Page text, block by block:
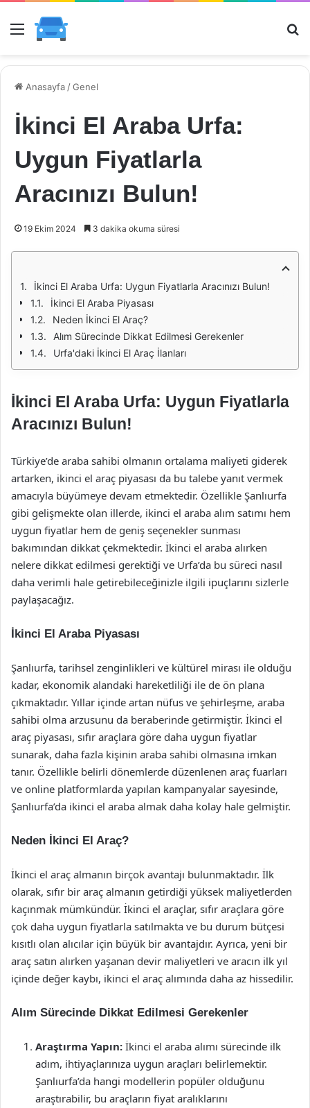
Menü
Anasayfa /Genel
İkinci El Araba Urfa:
Uygun Fiyatlarla
Aracınızı Bulun!
19 Ekim 2024 3 dakika okuma süresi
İkinci El Araba Urfa: Uygun Fiyatlarla Aracınızı Bulun!
İkinci El Araba Piyasası
Neden İkinci El Araç?
Alım Sürecinde Dikkat Edilmesi Gerekenler
Urfa'daki İkinci El Araç İlanları
İkinci El Araba Urfa: Uygun Fiyatlarla
Aracınızı Bulun!
Türkiye’de araba sahibi olmanın ortalama maliyeti giderek
artarken, ikinci el araç piyasası da bu talebe yanıt vermek
amacıyla büyümeye devam etmektedir. Özellikle Şanlıurfa
gibi gelişmekte olan illerde, ikinci el araba alım satımı hem
uygun fiyatlar hem de geniş seçenekler sunması
bakımından dikkat çekmektedir. İkinci el araba alırken
nelere dikkat edilmesi gerektiği ve Urfa’da bu süreci nasıl
daha verimli hale getirebileceğinizle ilgili ipuçlarını sizlerle
paylaşacağız.
İkinci El Araba Piyasası
Şanlıurfa, tarihsel zenginlikleri ve kültürel mirası ile olduğu
kadar, ekonomik alandaki hareketliliği ile de ön plana
çıkmaktadır. Yıllar içinde artan nüfus ve şehirleşme, araba
sahibi olma arzusunu da beraberinde getirmiştir. İkinci el
araç piyasası, sıfır araçlara göre daha uygun fiyatlar
sunarak, daha fazla kişinin araba sahibi olmasına imkan
tanır. Özellikle belirli dönemlerde düzenlenen araç fuarları
ve online platformlarda yapılan kampanyalar sayesinde,
Şanlıurfa’da ikinci el araba almak daha kolay hale gelmiştir.
Neden İkinci El Araç?
İkinci el araç almanın birçok avantajı bulunmaktadır. İlk
olarak, sıfır bir araç almanın getirdiği yüksek maliyetlerden
kaçınmak mümkündür. İkinci el araçlar, sıfır araçlara göre
çok daha uygun fiyatlarla satılmakta ve bu durum bütçesi
kısıtlı olan alıcılar için büyük bir avantajdır. Ayrıca, yeni bir
araç satın alırken yaşanan devir maliyetleri ve aracın ilk yıl
içinde değer kaybı, ikinci el araç alımında daha az hissedilir.
Alım Sürecinde Dikkat Edilmesi Gerekenler
Araştırma Yapın: İkinci el araba alımı sürecinde ilk
adım, ihtiyaçlarınıza uygun araçları belirlemektir.
Şanlıurfa’da hangi modellerin popüler olduğunu
araştırabilir, bu araçların fiyat aralıklarını